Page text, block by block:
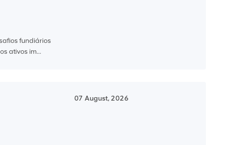
fundiários
ativos im...
07 August, 2026